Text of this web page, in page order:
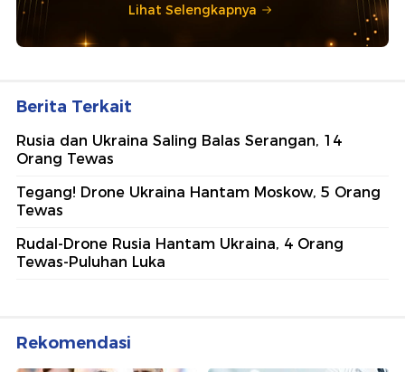
Lihat Selengkapnya
Berita Terkait
Rusia dan Ukraina Saling Balas Serangan, 14
Orang Tewas
Tegang! Drone Ukraina Hantam Moskow, 5 Orang
Tewas
Rudal-Drone Rusia Hantam Ukraina, 4 Orang
Tewas-Puluhan Luka
Rekomendasi